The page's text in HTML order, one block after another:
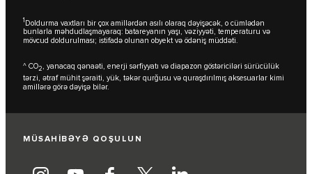
1 Doldurma vaxtları bir çox amillərdən asılı olaraq dəyişəcək, o cümlədən
bunlarla məhdudlaşmayaraq: batareyanın yaşı, vəziyyəti, temperaturu və
mövcud doldurulması; istifadə olunan obyekt və ödəniş müddəti.
^ CO2, yanacaq qənaəti, enerji sərfiyyatı və diapazon göstəriciləri sürücülük
tərzi, ətraf mühit şəraiti, yük, təkər qurğusu və quraşdırılmış aksesuarlar kimi
amillərə görə dəyişə bilər.
MÜSAHİBƏYƏ QOŞULUN